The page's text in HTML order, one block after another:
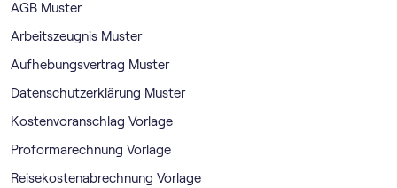
AGB Muster
Arbeitszeugnis Muster
Aufhebungsvertrag Muster
Datenschutzerklärung Muster
Kostenvoranschlag Vorlage
Proformarechnung Vorlage
Reisekostenabrechnung Vorlage